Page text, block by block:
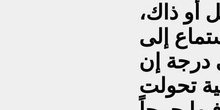
أو ذاك،
إلى
درجة إن
تحولت